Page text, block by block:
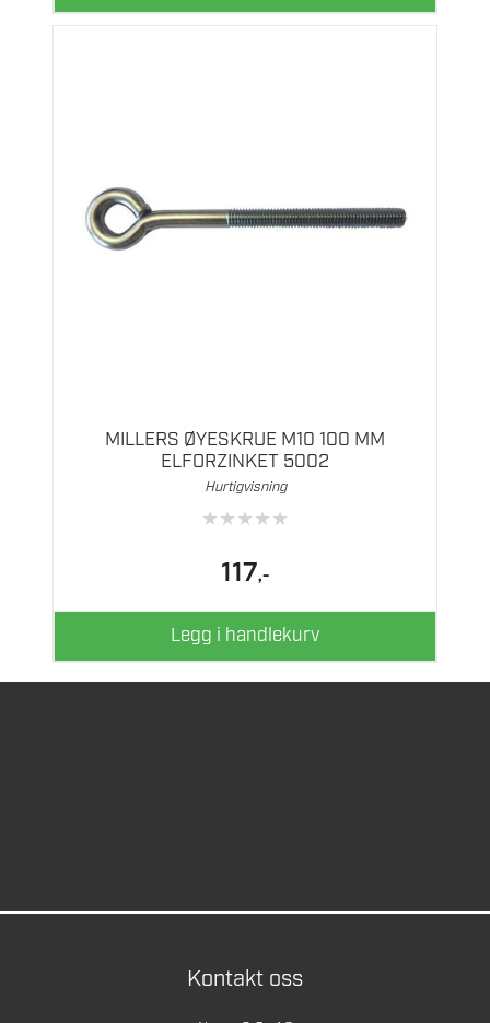
MILLERS ØYESKRUE M10 100 MM
ELFORZINKET 5002
Hurtigvisning
★★★★★
117,-
Legg i handlekurv
Kontakt oss